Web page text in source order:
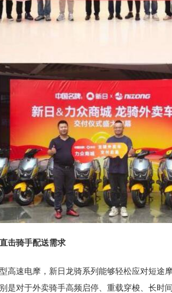
击骑手配送需求
高速电摩，新日龙骑系列能够轻松应对短途
是对于外卖骑手高频启停、重载穿梭、长时